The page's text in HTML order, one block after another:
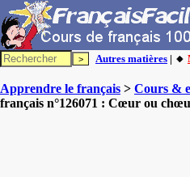
Autres matières | 🔸
Apprendre le français > Cours &
français n°126071 : Cœur ou